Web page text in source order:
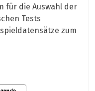
für die Auswahl der
Tests
zum